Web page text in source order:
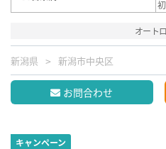
オート
新潟県 新潟市中央区
お問合わせ
キャンペーン